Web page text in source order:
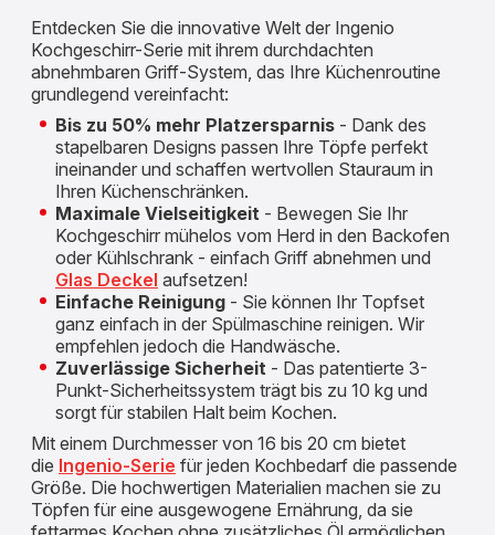
Entdecken Sie die innovative Welt der Ingenio
Kochgeschirr-Serie mit ihrem durchdachten
abnehmbaren Griff-System, das Ihre Küchenroutine
grundlegend vereinfacht:
Bis zu 50% mehr Platzersparnis - Dank des
stapelbaren Designs passen Ihre Töpfe perfekt
ineinander und schaffen wertvollen Stauraum in
Ihren Küchenschränken.
Maximale Vielseitigkeit - Bewegen Sie Ihr
Kochgeschirr mühelos vom Herd in den Backofen
oder Kühlschrank - einfach Griff abnehmen und
Glas Deckel aufsetzen!
Einfache Reinigung - Sie können Ihr Topfset
ganz einfach in der Spülmaschine reinigen. Wir
empfehlen jedoch die Handwäsche.
Zuverlässige Sicherheit - Das patentierte 3-
Punkt-Sicherheitssystem trägt bis zu 10 kg und
sorgt für stabilen Halt beim Kochen.
Mit einem Durchmesser von 16 bis 20 cm bietet
die Ingenio-Serie für jeden Kochbedarf die passende
Größe. Die hochwertigen Materialien machen sie zu
Töpfen für eine ausgewogene Ernährung, da sie